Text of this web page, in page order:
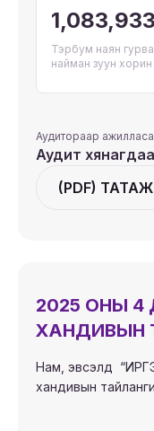
Тэрбум наян
найман зуун
Аудитораар
Аудит
(PDF)
2025 ОНЫ 4
ХАНДИВЫН
Нам, эвсэлд
хандивын